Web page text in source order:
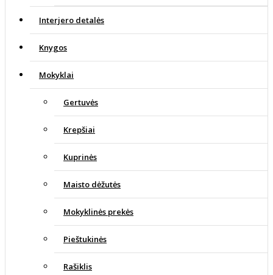
Interjero detalės
Knygos
Mokyklai
Gertuvės
Krepšiai
Kuprinės
Maisto dėžutės
Mokyklinės prekės
Pieštukinės
Rašiklis